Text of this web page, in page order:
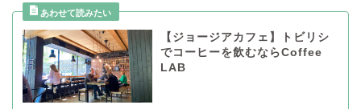
【ジョージアカフェ】トビリシ
でコーヒーを飲むならCoffee
LAB